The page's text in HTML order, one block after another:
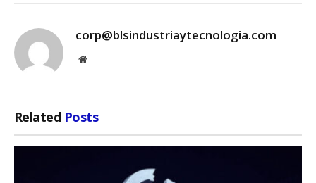
corp@blsindustriaytecnologia.com
Website
Related Posts